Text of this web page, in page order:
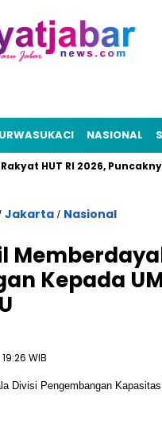
NASIONAL
HUT RI 2026, Puncaknya
Jakarta / Nasional
Kepada
WIB